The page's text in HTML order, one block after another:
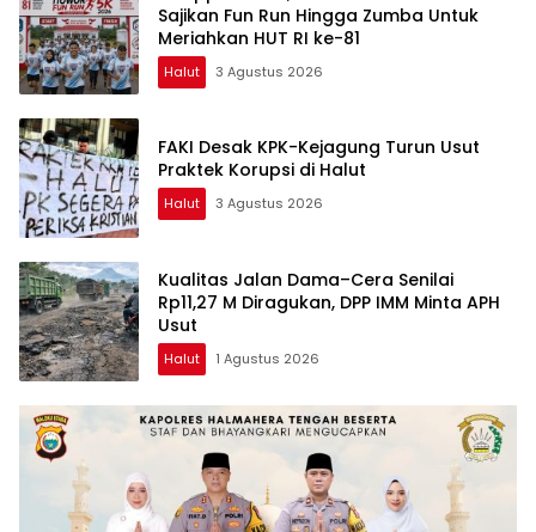
Sajikan Fun Run Hingga Zumba Untuk
Meriahkan HUT RI ke-81
Halut 3 Agustus 2026
FAKI Desak KPK-Kejagung Turun Usut
Praktek Korupsi di Halut
Halut 3 Agustus 2026
Kualitas Jalan Dama–Cera Senilai
Rp11,27 M Diragukan, DPP IMM Minta APH
Usut
Halut 1 Agustus 2026